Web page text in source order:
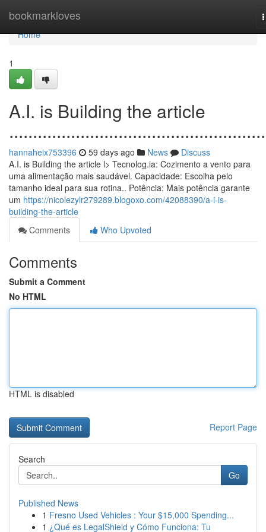
bookmarkloves
Home
Home
1
A.I. is Building the article
hannaheix753396 59 days ago News
Discuss
A.I. is Building the article l> Tecnolog.ia: Cozimento a vento para
uma alimentação mais saudável. Capacidade: Escolha pelo
tamanho ideal para sua rotina.. Potência: Mais potência garante
um https://nicolezylr279289.blogoxo.com/42088390/a-i-is-
building-the-article
Comments
Who Upvoted
Comments
Submit a Comment
No HTML
HTML is disabled
Report Page
Search
Go
Published News
1 Fresno Used Vehicles : Your $15,000 Spending...
1 ¿Qué es LegalShield y Cómo Funciona: Tu